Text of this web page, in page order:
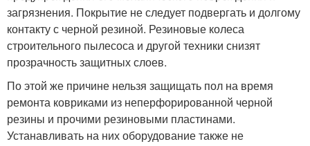
загрязнения. Покрытие не следует подвергать и долгому
контакту с черной резиной. Резиновые колеса
строительного пылесоса и другой техники снизят
прозрачность защитных слоев.
По этой же причине нельзя защищать пол на время
ремонта ковриками из неперфорированной черной
резины и прочими резиновыми пластинами.
Устанавливать на них оборудование также не